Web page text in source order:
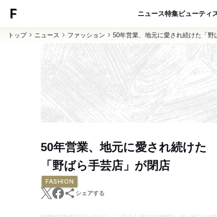
ニュース特集ビューティ
トップ ニュース ファッション 50年営業、地元に愛され続けた「野
50年営業、地元に愛され続けた
「野ばら手芸店」が閉店
FASHION
シェアする